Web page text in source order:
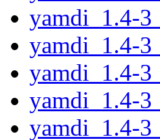
yamdi_1.4-
yamdi_1.4-
yamdi_1.4-
yamdi_1.4-
yamdi_1.4-